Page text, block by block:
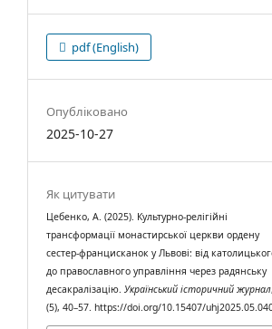
pdf (English)
Опубліковано
2025-10-27
Як цитувати
Цебенко, А. (2025). Культурно-релігійні
трансформації монастирської церкви ордену
сестер-францисканок у Львові: від
до православного управління через радянську
десакралізацію. Український історичний журнал
(5), 40–57. https://doi.org/10.15407/